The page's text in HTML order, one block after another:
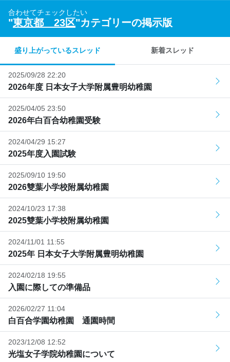
合わせてチェックしたい
"東京都 23区"カテゴリーの掲示版
盛り上がっているスレッド 新着スレッド
2025/09/28 22:20
2026年度 日本女子大学附属豊明幼稚園
2025/04/05 23:50
2026年白百合幼稚園受験
2024/04/29 15:27
2025年度入園試験
2025/09/10 19:50
2026雙葉小学校附属幼稚園
2024/10/23 17:38
2025雙葉小学校附属幼稚園
2024/11/01 11:55
2025年 日本女子大学附属豊明幼稚園
2024/02/18 19:55
入園に際しての準備品
2026/02/27 11:04
白百合学園幼稚園 通園時間
2023/12/08 12:52
光塩女子学院幼稚園について